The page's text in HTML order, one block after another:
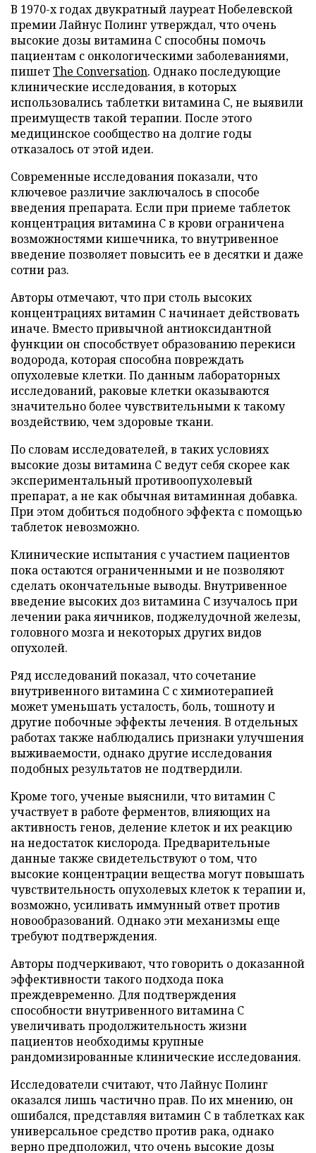
В 1970-х годах двукратный лауреат Нобелевской
премии Лайнус Полинг утверждал, что очень
высокие дозы витамина C способны помочь
пациентам с онкологическими заболеваниями,
пишетThe Conversation. Однако последующие
клинические исследования, в которых
использовались таблетки витамина C, не выявили
преимуществ такой терапии. После этого
медицинское сообщество на долгие годы
отказалось от этой идеи.
Современные исследования показали, что
ключевое различие заключалось в способе
введения препарата. Если при приеме таблеток
концентрация витамина C в крови ограничена
возможностями кишечника, то внутривенное
введение позволяет повысить ее в десятки и даже
сотни раз.
Авторы отмечают, что при столь высоких
концентрациях витамин C начинает действовать
иначе. Вместо привычной антиоксидантной
функции он способствует образованию перекиси
водорода, которая способна повреждать
опухолевые клетки. По данным лабораторных
исследований, раковые клетки оказываются
значительно более чувствительными к такому
воздействию, чем здоровые ткани.
По словам исследователей, в таких условиях
высокие дозы витамина C ведут себя скорее как
экспериментальный противоопухолевый
препарат, а не как обычная витаминная добавка.
При этом добиться подобного эффекта с помощью
таблеток невозможно.
Клинические испытания с участием пациентов
пока остаются ограниченными и не позволяют
сделать окончательные выводы. Внутривенное
введение высоких доз витамина C изучалось при
лечении рака яичников, поджелудочной железы,
головного мозга и некоторых других видов
опухолей.
Ряд исследований показал, что сочетание
внутривенного витамина C с химиотерапией
может уменьшать усталость, боль, тошноту и
другие побочные эффекты лечения. В отдельных
работах также наблюдались признаки улучшения
выживаемости, однако другие исследования
подобных результатов не подтвердили.
Кроме того, ученые выяснили, что витамин C
участвует в работе ферментов, влияющих на
активность генов, деление клеток и их реакцию
на недостаток кислорода. Предварительные
данные также свидетельствуют о том, что
высокие концентрации вещества могут повышать
чувствительность опухолевых клеток к терапии и,
возможно, усиливать иммунный ответ против
новообразований. Однако эти механизмы еще
требуют подтверждения.
Авторы подчеркивают, что говорить о доказанной
эффективности такого подхода пока
преждевременно. Для подтверждения
способности внутривенного витамина C
увеличивать продолжительность жизни
пациентов необходимы крупные
рандомизированные клинические исследования.
Исследователи считают, что Лайнус Полинг
оказался лишь частично прав. По их мнению, он
ошибался, представляя витамин C в таблетках как
универсальное средство против рака, однако
верно предположил, что очень высокие дозы